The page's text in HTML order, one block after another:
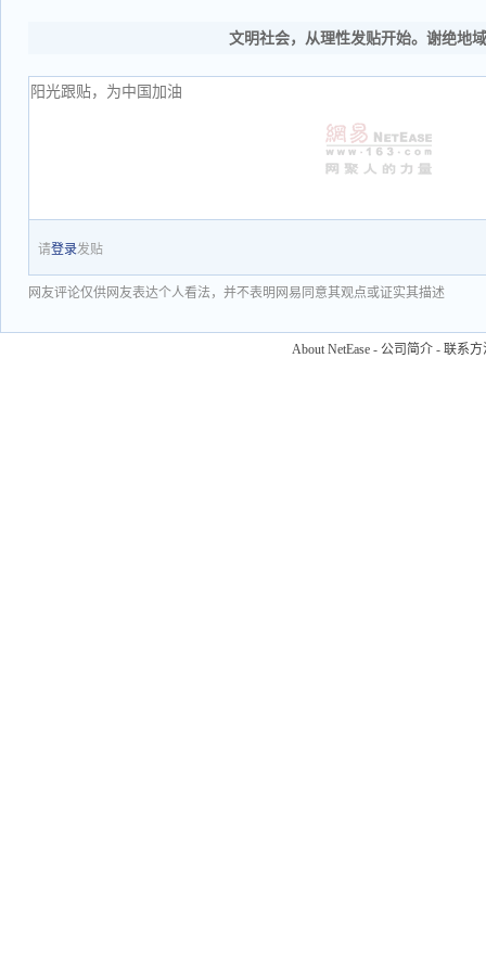
文明社会，从理性发贴开始。谢绝地
请登录发贴
网友评论仅供网友表达个人看法，并不表明网易同意其观点或证实其描述
About NetEase - 公司简介 - 联系方